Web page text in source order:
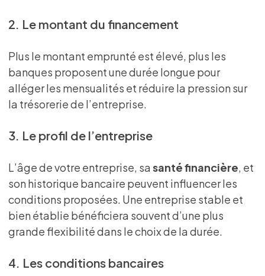
2. Le montant du financement
Plus le montant emprunté est élevé, plus les
banques proposent une durée longue pour
alléger les mensualités et réduire la pression sur
la trésorerie de l’entreprise.
3. Le profil de l’entreprise
L’âge de votre entreprise, sasanté financière, et
son historique bancaire peuvent influencer les
conditions proposées. Une entreprise stable et
bien établie bénéficiera souvent d’une plus
grande flexibilité dans le choix de la durée.
4. Les conditions bancaires